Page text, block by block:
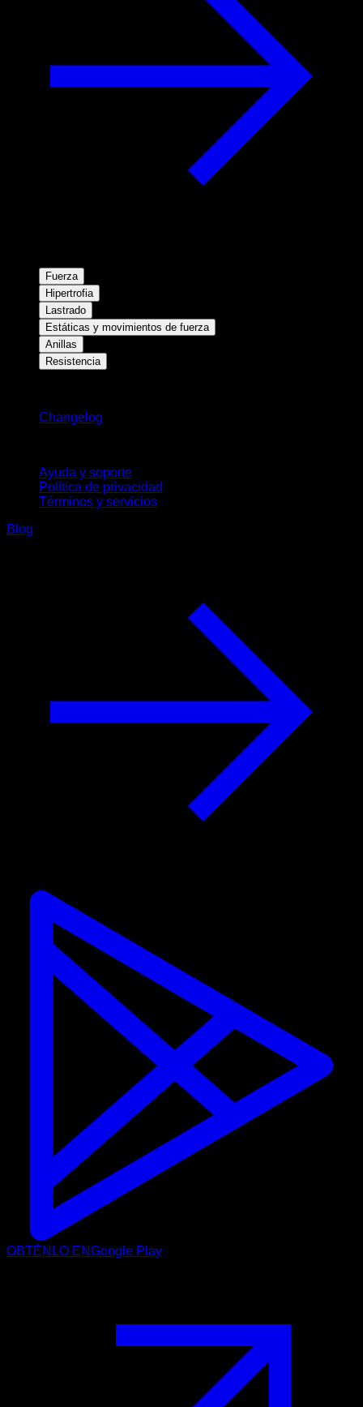
Fuerza
Hipertrofia
Lastrado
Estáticas y movimientos de fuerza
Anillas
Resistencia
Changelog
Ayuda y soporte
Política de privacidad
Términos y servicios
Blog
OBTÉNLO ENGoogle Play